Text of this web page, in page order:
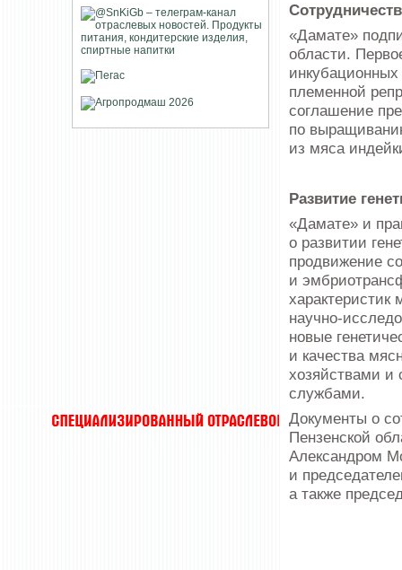
«Дамате»
области.
племенной
соглашение
по
из мяса
Развитие
«Дамате» и
о развитии
продвижение
и
научно-
новые
и качества
хозяйствами и
службами.
Документы о
Пензенской
Александром
и
а также